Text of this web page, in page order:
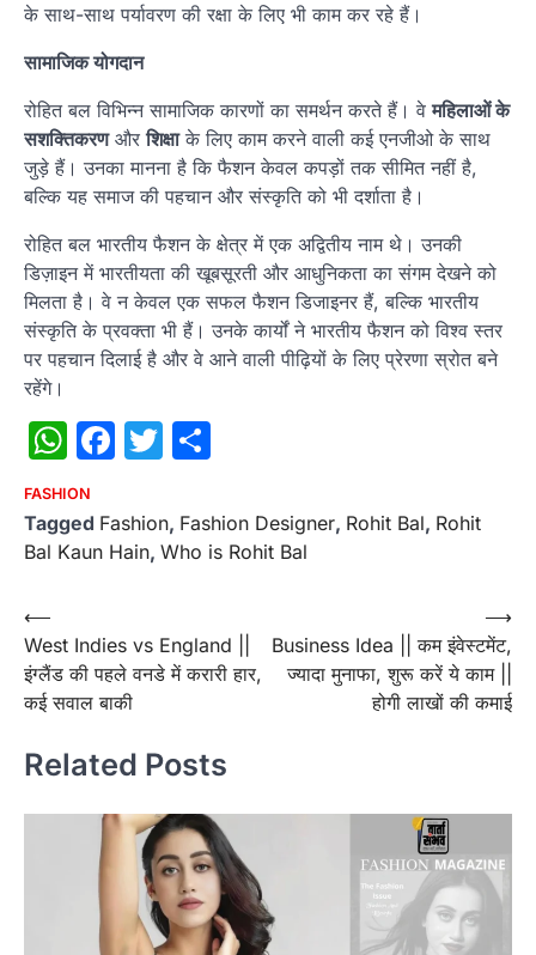
के साथ-साथ पर्यावरण की रक्षा के लिए भी काम कर रहे हैं।
सामाजिक योगदान
रोहित बल विभिन्न सामाजिक कारणों का समर्थन करते हैं। वेमहिलाओं के
सशक्तिकरणऔरशिक्षाके लिए काम करने वाली कई एनजीओ के साथ
जुड़े हैं। उनका मानना है कि फैशन केवल कपड़ों तक सीमित नहीं है,
बल्कि यह समाज की पहचान और संस्कृति को भी दर्शाता है।
रोहित बल भारतीय फैशन के क्षेत्र में एक अद्वितीय नाम थे। उनकी
डिज़ाइन में भारतीयता की खूबसूरती और आधुनिकता का संगम देखने को
मिलता है। वे न केवल एक सफल फैशन डिजाइनर हैं, बल्कि भारतीय
संस्कृति के प्रवक्ता भी हैं। उनके कार्यों ने भारतीय फैशन को विश्व स्तर
पर पहचान दिलाई है और वे आने वाली पीढ़ियों के लिए प्रेरणा स्रोत बने
रहेंगे।
WhatsApp
Facebook
Twitter
FASHION
Tagged Fashion, Fashion Designer, Rohit Bal, Rohit
Bal Kaun Hain, Who is Rohit Bal
Post
navigation
⟵
West Indies vs England ||
इंग्लैंड की पहले वनडे में करारी हार,
कई सवाल बाकी
Business Idea || कम इंवेस्टमेंट,
ज्यादा मुनाफा, शुरू करें ये काम ||
होगी लाखों की कमाई
⟶
Related Posts